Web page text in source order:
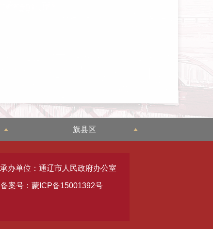
旗县区
承办单位：通辽市人民政府办公室
备案号：蒙ICP备15001392号